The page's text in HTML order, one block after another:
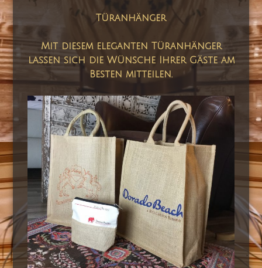
Türanhänger
Mit diesem eleganten Türanhänger
lassen sich die Wünsche Ihrer Gäste am
Besten mitteilen.